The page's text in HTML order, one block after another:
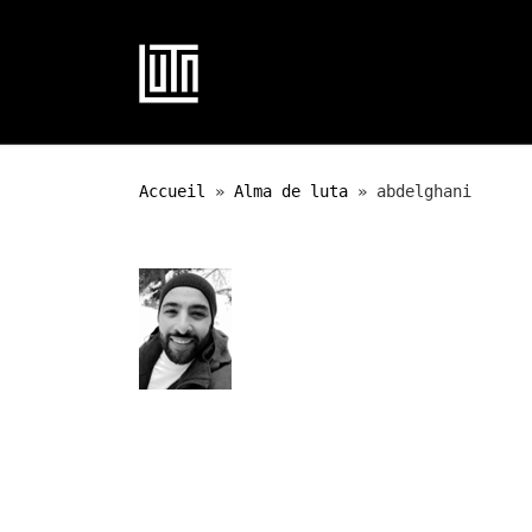
Accueil » Alma de luta » abdelghani